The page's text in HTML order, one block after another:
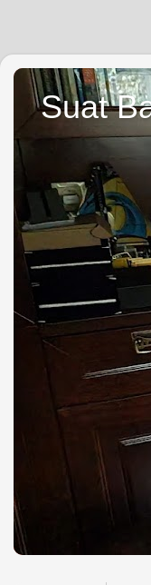
Suat